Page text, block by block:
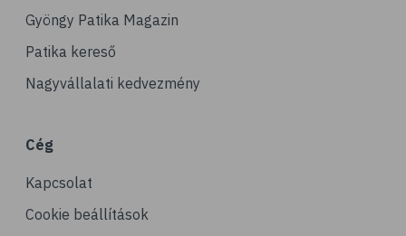
# quinoa
# hajdina
# egészséges étrend
# kenyér
# gabona
Gyöngy Patika Magazin
Patika kereső
Nagyvállalati kedvezmény
Cég
Kapcsolat
Cookie beállítások